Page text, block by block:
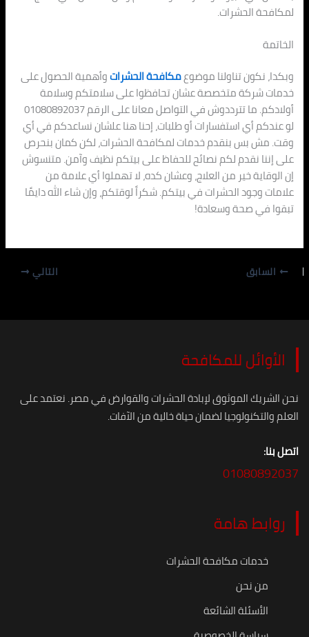
لمكافحة الحشرات.
الخاتمة
وبكدا، نكون تناولنا موضوعمكافحة الحشراتوأهمية الحصول على
خدمات شركة متخصصة عشان تحافظوا على سلامتكم وسلامة
أولادكم. ما تترددوش في التواصل معانا على الرقم 01080892037
لو عندكم أي استفسارات أو طلبات، إحنا هنا علشان نساعدكم في أي
وقت. مش بس بنقدم خدمات لمكافحة الحشرات، لكن كمان بنحرص
على إننا نقدم لكم نصائح للحفاظ على بيتكم نظيف وآمن. متنسوش
إن الوقاية خير من العلاج، وعشان كده، لا تهملوا أي علامة من
علامات وجود الحشرات في بيتكم. شكراً لوقتكم، وإن شاء الله دايمًا
تبقوا في صحة وسعادة!
السابق التالي
الأوائل للمكافحة
نحن الشريك الموثوق لإبادة الحشرات والقوارض في مصر. نعتمد على
العلم والتكنولوجيا لضمان حياة خالية من الآفات.
اتصل بنا:
01080892037
روابط هامة
خدمات مكافحة الحشرات
من نحن
الأسئلة الشائعة